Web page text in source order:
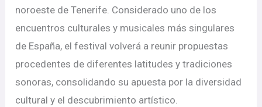
noroeste de Tenerife. Considerado uno de los
encuentros culturales y musicales más singulares
de España, el festival volverá a reunir propuestas
procedentes de diferentes latitudes y tradiciones
sonoras, consolidando su apuesta por la diversidad
cultural y el descubrimiento artístico.